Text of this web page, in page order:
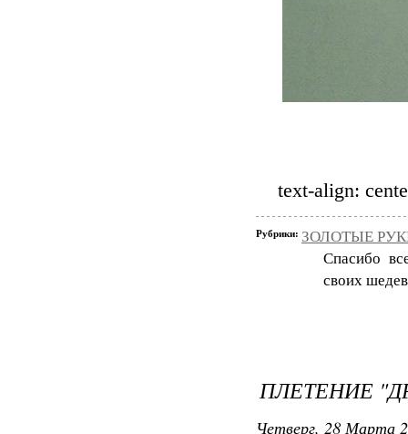
text-align:
Рубрики: ЗОЛОТЫЕ
Спасибо
своих
ПЛЕТЕНИЕ
Четверг, 28 Марта